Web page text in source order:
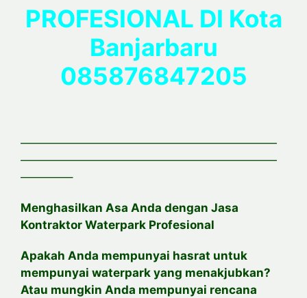
PROFESIONAL DI Kota
Banjarbaru
085876847205
——————————————————————
——————————————————————
————–
Menghasilkan Asa Anda dengan Jasa
Kontraktor Waterpark Profesional
Apakah Anda mempunyai hasrat untuk
mempunyai waterpark yang menakjubkan?
Atau mungkin Anda mempunyai rencana